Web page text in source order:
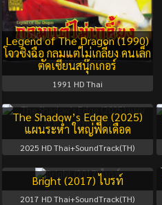
Legend of The Dragon (1990)
โจวซิงฉือ กลมแต่ไม่เกลี้ยง คนเล็ก
ตัดเซียนสนุ๊กเกอร์
1991 HD Thai
The Shadow’s Edge (2025)
แผนระห่ำ ใหญ่ฟัดเดือด
2025 HD Thai+SoundTrack(TH)
Bright (2017) ไบรท์
2017 HD Thai+SoundTrack(TH)